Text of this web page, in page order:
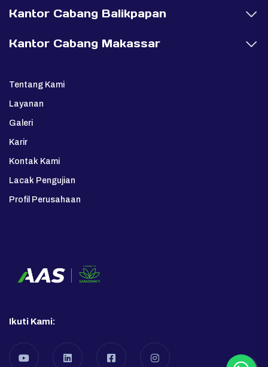
Kantor Cabang Balikpapan
Kantor Cabang Makassar
Tentang Kami
Layanan
Galeri
Karir
Kontak Kami
Lacak Pengujian
Profil Perusahaan
Ikuti Kami: